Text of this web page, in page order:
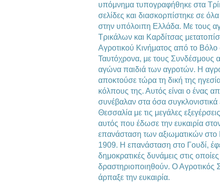
υπόμνημα τυπογραφήθηκε στα
σελίδες και διασκορπίστηκε σε
στην υπόλοιπη Ελλάδα. Με τους
Τρικάλων και Καρδίτσας
Αγροτικού Κινήματος από το Βόλο
Ταυτόχρονα, με τους Συνδέσμους
αγώνα παιδιά των αγροτών. Η
αποκτούσε τώρα τη δική της
κόλπους της. Αυτός είναι ο ένας
συνέβαλαν στα όσα
Θεσσαλία με τις μεγάλες
αυτός που έδωσε την ευκαιρία
επανάσταση των αξιωματικών
1909. Η επανάσταση στο Γουδί,
δημοκρατικές δυνάμεις στις
δραστηριοποιηθούν. Ο Αγροτικός
άρπαξε την ευκαιρία.